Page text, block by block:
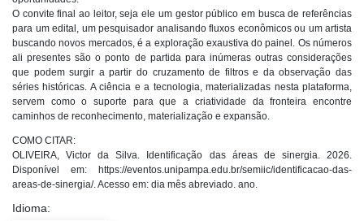
O convite final ao leitor, seja ele um gestor público em busca de referências
para um edital, um pesquisador analisando fluxos econômicos ou um artista
buscando novos mercados, é a exploração exaustiva do painel. Os números
ali presentes são o ponto de partida para inúmeras outras considerações
que podem surgir a partir do cruzamento de filtros e da observação das
séries históricas. A ciência e a tecnologia, materializadas nesta plataforma,
servem como o suporte para que a criatividade da fronteira encontre
caminhos de reconhecimento, materialização e expansão.
COMO CITAR:
OLIVEIRA, Victor da Silva. Identificação das áreas de sinergia. 2026.
Disponível em: https://eventos.unipampa.edu.br/semiic/identificacao-das-
areas-de-sinergia/. Acesso em: dia mês abreviado. ano.
Idioma: